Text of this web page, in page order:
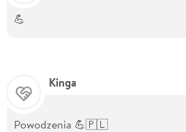
💪
Kinga
Powodzenia 💪🇵🇱